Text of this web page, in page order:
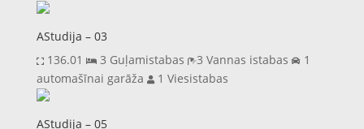
AStudija – 03
136.01
3 Guļamistabas 3 Vannas istabas 1
automašīnai garāža
1 Viesistabas
AStudija – 05